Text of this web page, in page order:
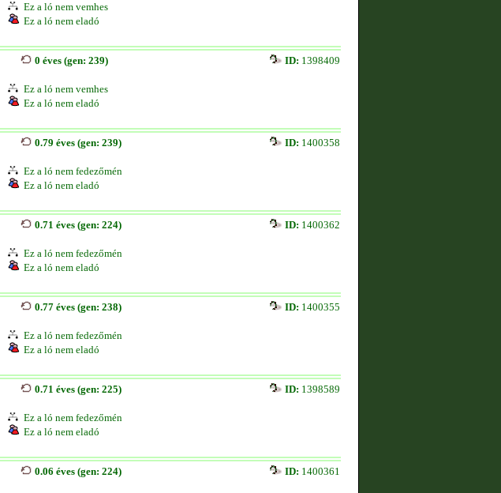
Ez a ló nem vemhes
Ez a ló nem eladó
0 éves (gen: 239) ID: 1398409
Ez a ló nem vemhes
Ez a ló nem eladó
0.79 éves (gen: 239) ID: 1400358
Ez a ló nem fedezőmén
Ez a ló nem eladó
0.71 éves (gen: 224) ID: 1400362
Ez a ló nem fedezőmén
Ez a ló nem eladó
0.77 éves (gen: 238) ID: 1400355
Ez a ló nem fedezőmén
Ez a ló nem eladó
0.71 éves (gen: 225) ID: 1398589
Ez a ló nem fedezőmén
Ez a ló nem eladó
0.06 éves (gen: 224) ID: 1400361